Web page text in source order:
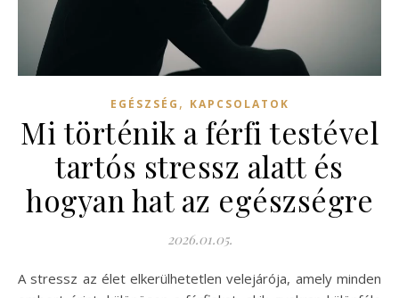
EGÉSZSÉG , KAPCSOLATOK
Mi történik a férfi testével
tartós stressz alatt és
hogyan hat az egészségre
2026.01.05.
A stressz az élet elkerülhetetlen velejárója, amely minden